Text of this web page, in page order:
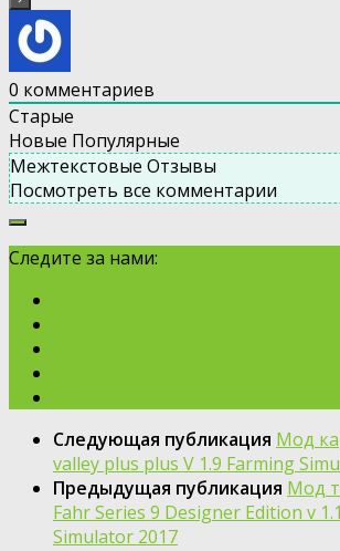
0 комментариев
Старые
Новые Популярные
Межтекстовые Отзывы
Посмотреть все комментарии
Следите за нами:
Следующая публикация Мод
valley plus plus V 1.9 Farming
Предыдущая публикация Мод
Fahr Series 9 Designer Edition v
Simulator 2017